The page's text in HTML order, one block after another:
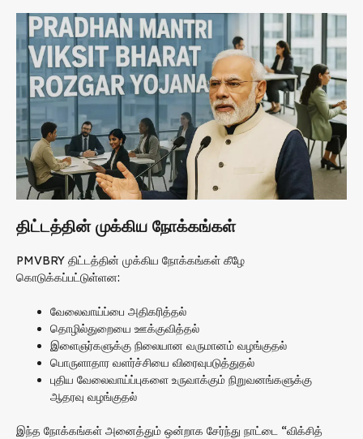
திட்டத்தின் முக்கிய நோக்கங்கள்
PMVBRY திட்டத்தின் முக்கிய நோக்கங்கள் கீழே
கொடுக்கப்பட்டுள்ளன:
வேலைவாய்ப்பை அதிகரித்தல்
தொழில்துறையை ஊக்குவித்தல்
இளைஞர்களுக்கு நிலையான வருமானம் வழங்குதல்
பொருளாதார வளர்ச்சியை விரைவுபடுத்துதல்
புதிய வேலைவாய்ப்புகளை உருவாக்கும் நிறுவனங்களுக்கு
ஆதரவு வழங்குதல்
இந்த நோக்கங்கள் அனைத்தும் ஒன்றாக சேர்ந்து நாட்டை “விக்சித்